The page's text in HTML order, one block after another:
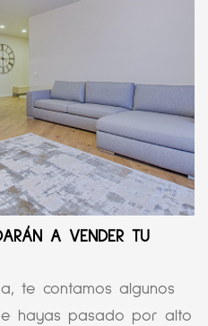
A VENDER TU
te contamos algunos
hayas pasado por alto